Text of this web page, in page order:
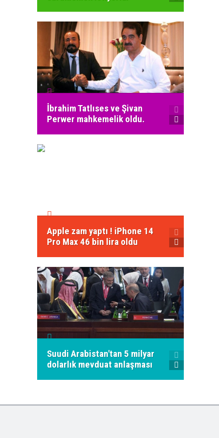
İbrahim Tatlıses ve Şivan
Perwer mahkemelik oldu.
Apple zam yaptı ! iPhone 14
Pro Max 46 bin lira oldu
Suudi Arabistan'tan 5 milyar
dolarlık mevduat anlaşması